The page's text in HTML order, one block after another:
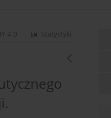
Statystyki
4.0